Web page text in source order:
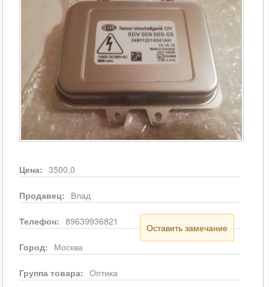
Цена: 3500,0
Продавец: Влад
Телефон: 89639936821
Оставить замечание
Город: Москва
Группа товара: Оптика